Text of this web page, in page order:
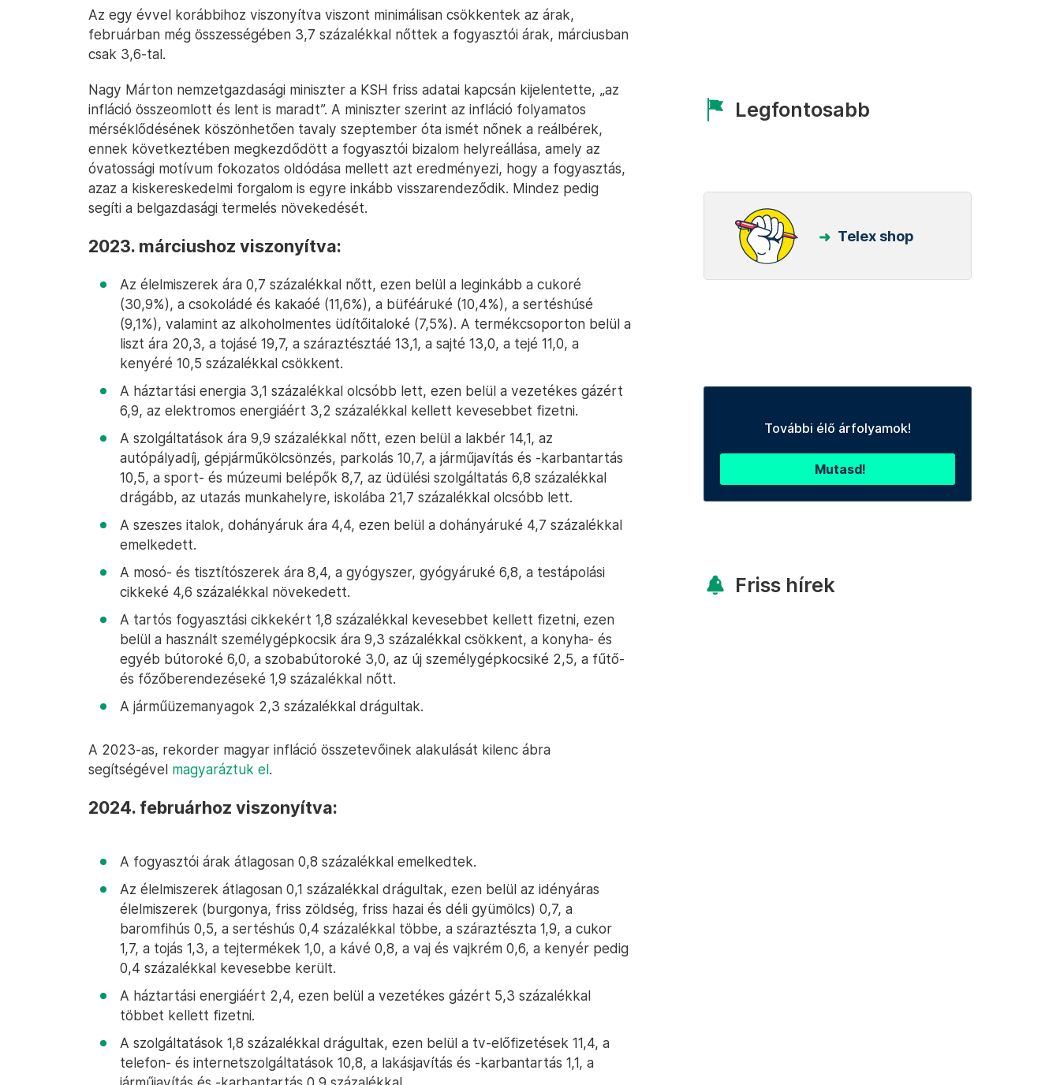
Az egy évvel korábbihoz viszonyítva viszont minimálisan csökkentek az árak,
februárban még összességében 3,7 százalékkal nőttek a fogyasztói árak, márciusban
csak 3,6-tal.
Nagy Márton nemzetgazdasági miniszter a KSH friss adatai kapcsán kijelentette, „az
infláció összeomlott és lent is maradt”. A miniszter szerint az infláció folyamatos
mérséklődésének köszönhetően tavaly szeptember óta ismét nőnek a reálbérek,
ennek következtében megkezdődött a fogyasztói bizalom helyreállása, amely az
óvatossági motívum fokozatos oldódása mellett azt eredményezi, hogy a fogyasztás,
azaz a kiskereskedelmi forgalom is egyre inkább visszarendeződik. Mindez pedig
segíti a belgazdasági termelés növekedését.
2023. márciushoz viszonyítva:
Az élelmiszerek ára 0,7 százalékkal nőtt, ezen belül a leginkább a cukoré
(30,9%), a csokoládé és kakaóé (11,6%), a büféáruké (10,4%), a sertéshúsé
(9,1%), valamint az alkoholmentes üdítőitaloké (7,5%). A termékcsoporton belül a
liszt ára 20,3, a tojásé 19,7, a száraztésztáé 13,1, a sajté 13,0, a tejé 11,0, a
kenyéré 10,5 százalékkal csökkent.
A háztartási energia 3,1 százalékkal olcsóbb lett, ezen belül a vezetékes gázért
6,9, az elektromos energiáért 3,2 százalékkal kellett kevesebbet fizetni.
A szolgáltatások ára 9,9 százalékkal nőtt, ezen belül a lakbér 14,1, az
autópályadíj, gépjárműkölcsönzés, parkolás 10,7, a járműjavítás és -karbantartás
10,5, a sport- és múzeumi belépők 8,7, az üdülési szolgáltatás 6,8 százalékkal
drágább, az utazás munkahelyre, iskolába 21,7 százalékkal olcsóbb lett.
A szeszes italok, dohányáruk ára 4,4, ezen belül a dohányáruké 4,7 százalékkal
emelkedett.
A mosó- és tisztítószerek ára 8,4, a gyógyszer, gyógyáruké 6,8, a testápolási
cikkeké 4,6 százalékkal növekedett.
A tartós fogyasztási cikkekért 1,8 százalékkal kevesebbet kellett fizetni, ezen
belül a használt személygépkocsik ára 9,3 százalékkal csökkent, a konyha- és
egyéb bútoroké 6,0, a szobabútoroké 3,0, az új személygépkocsiké 2,5, a fűtő-
és főzőberendezéseké 1,9 százalékkal nőtt.
A járműüzemanyagok 2,3 százalékkal drágultak.
A 2023-as, rekorder magyar infláció összetevőinek alakulását kilenc ábra
segítségével magyaráztuk el.
2024. februárhoz viszonyítva:
A fogyasztói árak átlagosan 0,8 százalékkal emelkedtek.
Az élelmiszerek átlagosan 0,1 százalékkal drágultak, ezen belül az idényáras
élelmiszerek (burgonya, friss zöldség, friss hazai és déli gyümölcs) 0,7, a
baromfihús 0,5, a sertéshús 0,4 százalékkal többe, a száraztészta 1,9, a cukor
1,7, a tojás 1,3, a tejtermékek 1,0, a kávé 0,8, a vaj és vajkrém 0,6, a kenyér pedig
0,4 százalékkal kevesebbe került.
A háztartási energiáért 2,4, ezen belül a vezetékes gázért 5,3 százalékkal
többet kellett fizetni.
A szolgáltatások 1,8 százalékkal drágultak, ezen belül a tv-előfizetések 11,4, a
telefon- és internetszolgáltatások 10,8, a lakásjavítás és -karbantartás 1,1, a
Legfontosabb
Telex shop
További élő árfolyamok!
Mutasd!
Friss hírek